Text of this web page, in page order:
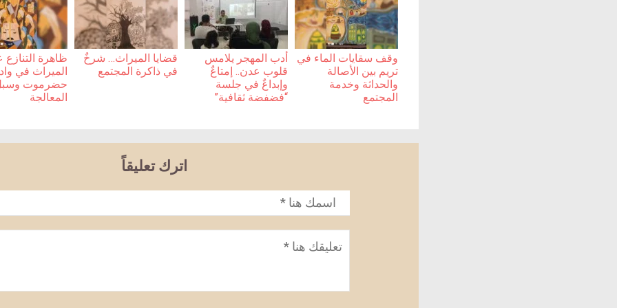
وقف سقايات الماء في
تريم بين الأصالة
والحداثة وخدمة
المجتمع
أدب المهجر يلامس
قلوب عدن.. إمتاعٌ
وإبداعٌ في جلسة
“فضفضة ثقافية”
قضايا الميراث… شرخٌ
في ذاكرة المجتمع
ظاهرة التنازع
الميراث في
حضرموت
المعالجة
اترك تعليقاً
الاسم*
تعليق